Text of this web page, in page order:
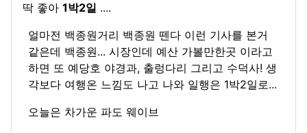
딱 좋아 1박2일 ....
얼마전 백종원거리 백종원 뗀다 이런 기사를 본거
같은데 백종원... 시장인데 예산 가볼만한곳 이라고
하면 또 예당호 야경과, 출렁다리 그리고 수덕사! 생
각보다 여행온 느낌도 나고 나와 일행은 1박2일로...
오늘은 차가운 파도 웨이브